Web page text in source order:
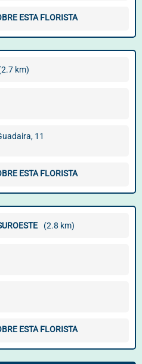
ESTA FLORISTA
km)
11
ESTA FLORISTA
(2.8 km)
ESTA FLORISTA